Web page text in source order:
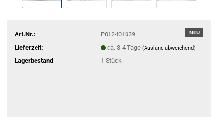
NEU
Art.Nr.:
P012401039
Lieferzeit:
ca. 3-4 Tage (Ausland abweichend)
Lagerbestand: 1 Stück